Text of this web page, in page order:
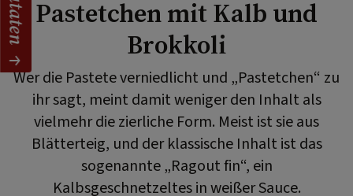
Pastetchen mit Kalb und
Brokkoli
Wer die Pastete verniedlicht und „Pastetchen“ zu
ihr sagt, meint damit weniger den Inhalt als
vielmehr die zierliche Form. Meist ist sie aus
Blätterteig, und der klassische Inhalt ist das
sogenannte „Ragout fin“, ein
Kalbsgeschnetzeltes in weißer Sauce.
Zutaten